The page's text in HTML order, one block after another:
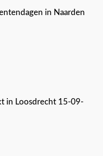
in Naarden
in Loosdrecht 15-09-